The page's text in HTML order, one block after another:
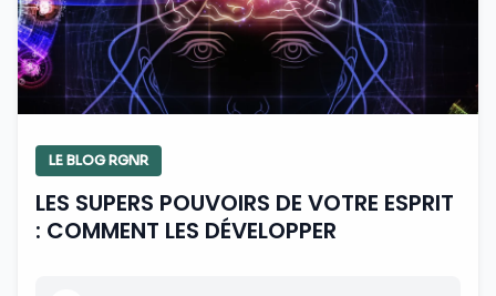
LE BLOG RGNR
LES SUPERS POUVOIRS DE VOTRE ESPRIT
: COMMENT LES DÉVELOPPER